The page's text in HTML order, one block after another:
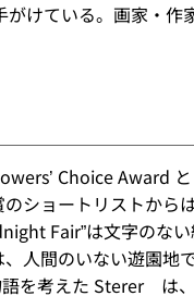
けている。画家・作
Choice Award
ショートリストか
Fair”は文字のな
人間のいない遊園地
を考えた Sterer は